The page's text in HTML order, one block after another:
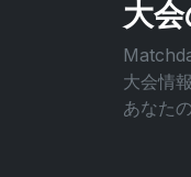
大
大会情
あなた